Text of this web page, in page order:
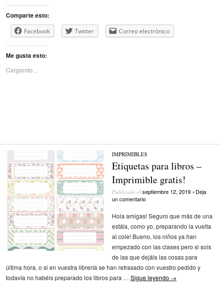
Comparte esto:
Facebook Twitter Correo electrónico
Me gusta esto:
Cargando...
IMPRIMIBLES
Etiquetas para libros –
Imprimible gratis!
Publicado el septiembre 12, 2019 • Deja
un comentario
Hola amigas! Seguro que más de una
estáis, como yo, preparando la vuelta
al cole! Bueno, los niños ya han
empezado con las clases pero si sois
de las que dejáis las cosas para
última hora, o si en vuestra librería se han retrasado con vuestro pedido y
todavía no habéis preparado los libros para … Sigue leyendo →